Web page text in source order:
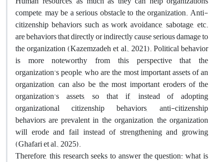
compete, may be a serious obstacle to the organization. Anti-
citizenship behaviors such as work avoidance, sabotage, etc.
are behaviors that directly or indirectly cause serious damage to
the organization (Kazemzadeh et al., 2021). Political behavior
is more noteworthy from this perspective that the
organization's people, who are the most important assets of an
organization, can also be the most important eroders of the
organization's assets, so that if, instead of adopting
organizational citizenship behaviors, anti-citizenship
behaviors are prevalent in the organization, the organization
will erode and fail instead of strengthening and growing
(Ghafari et al., 2025).
Therefore, this research seeks to answer the question: what is